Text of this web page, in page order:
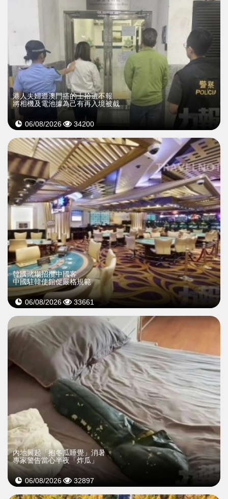
​港人夫婦遊澳門搭的士拾遺不報
將相機及電池據為己有再入境被截
06/08/2026 34200
韓國賭場招攬中國客
中國駐韓使館促嚴格規範
06/08/2026 33661
內地興起「抱冬瓜睡覺」消暑
專家警告當心半夜「炸瓜」
06/08/2026 32897